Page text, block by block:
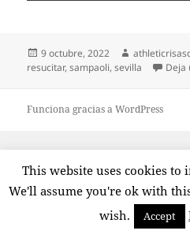
Publicado
el
9 octubre, 2022 Autor
resucitar,sampaoli,sevilla Deja
Funciona gracias a WordPress
This website uses cookies
We'll assume you're ok with
wish.
Accept